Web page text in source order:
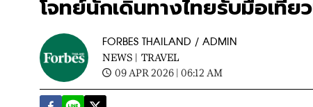
โจทย์นักเดินทางไทยรับมือเที่ย
FORBES THAILAND / ADMIN
NEWS | TRAVEL
09 APR 2026 | 06:12 AM